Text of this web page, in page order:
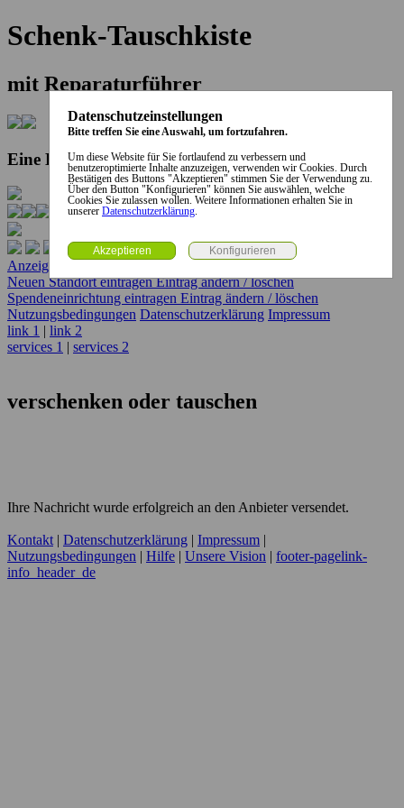
Schenk-Tauschkiste
mit Reparaturführer
Eine Kooperation der Stadt und des Landkreises...
Anzeige erstellen
Neuen Standort eintragenEintrag ändern / löschen
Spendeneinrichtung eintragen Eintrag ändern / löschen
Nutzungsbedingungen Datenschutzerklärung Impressum
link 1 | link 2
services 1 | services 2
verschenken oder tauschen
Ihre Nachricht wurde erfolgreich an den Anbieter versendet.
Kontakt| Datenschutzerklärung Impressum
Nutzungsbedingungen
Hilfe Unsere Vision
footer-pagelink-
info_header_de
Datenschutzeinstellungen
Bitte treffen Sie eine Auswahl, um fortzufahren.
Um diese Website für Sie fortlaufend zu verbessern und
benutzeroptimierte Inhalte anzuzeigen, verwenden wir Cookies. Durch
Bestätigen des Buttons "Akzeptieren" stimmen Sie der Verwendung zu.
Über den Button "Konfigurieren" können Sie auswählen, welche
Cookies Sie zulassen wollen. Weitere Informationen erhalten Sie in
unserer Datenschutzerklärung.